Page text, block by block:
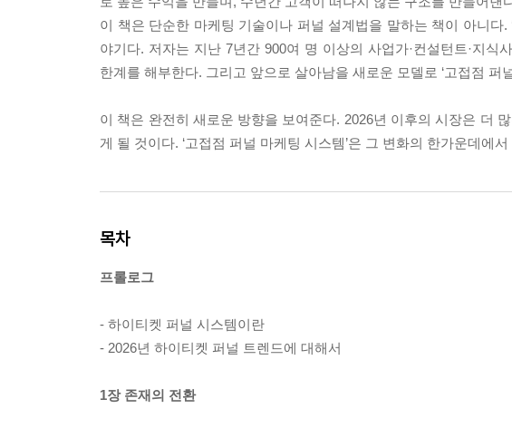
이 책은 단순한 마케팅 기술이나 퍼널 설계법을 말하는 책이 아니다
야기다. 저자는 지난 7년간 900여 명 이상의 사업가·컨설턴트·지
한계를 해부한다. 그리고 앞으로 살아남을 새로운 모델로 ‘고접점 퍼
이 책은 완전히 새로운 방향을 보여준다. 2026년 이후의 시장은 더
게 될 것이다. ‘고접점 퍼널 마케팅 시스템’은 그 변화의 한가운데에
목차
프롤로그
- 하이티켓 퍼널 시스템이란
- 2026년 하이티켓 퍼널 트렌드에 대해서
1장 존재의 전환